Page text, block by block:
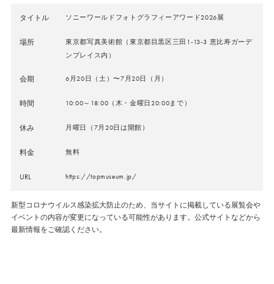
タイトル ソニーワールドフォトグラフィーアワード2026展
場所
東京都写真美術館（東京都目黒区三田1-13-3 恵比寿ガーデ
ンプレイス内）
会期 6月20日（土）〜7月20日（月）
時間 10:00～18:00（木・金曜日20:00まで）
休み 月曜日（7月20日は開館）
料金 無料
URL https://topmuseum.jp/
新型コロナウイルス感染拡大防止のため、当サイトに掲載している展覧会や
イベントの内容が変更になっている可能性があります。公式サイトなどから
最新情報をご確認ください。